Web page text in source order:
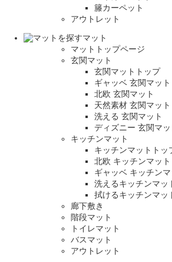
籐カーペット
アウトレット
マット
マットトップページ
玄関マット
玄関マットトップ
ギャッベ 玄関マット
北欧 玄関マット
天然素材 玄関マット
洗える 玄関マット
ディズニー 玄関マッ
キッチンマット
キッチンマットトッ
北欧 キッチンマット
ギャッベ キッチンマ
洗えるキッチンマッ
拭けるキッチンマッ
廊下敷き
階段マット
トイレマット
バスマット
アウトレット